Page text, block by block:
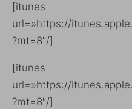
[itunes
url=»https://
?mt=8″/]
[itunes
url=»https://
?mt=8″/]